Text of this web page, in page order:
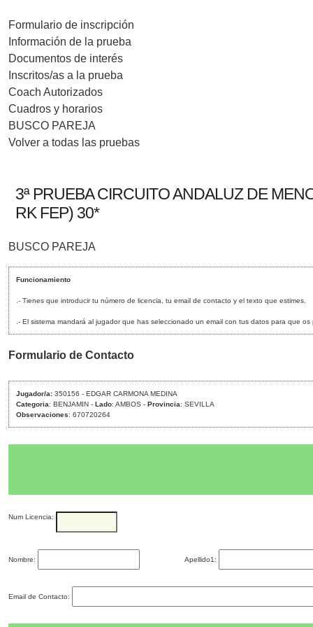
Formulario de inscripción
Información de la prueba
Documentos de interés
Inscritos/as a la prueba
Coach Autorizados
Cuadros y horarios
BUSCO PAREJA
Volver a todas las pruebas
3ª PRUEBA CIRCUITO ANDALUZ DE
RK FEP) 30*
BUSCO PAREJA
Funcionamiento
.- Tienes que introducir tu número de licencia, tu email de contacto y el texto que estimes.
.- El sistema mandará al jugador que has seleccionado un email con tus datos para que
Formulario de Contacto
Jugador/a: 350156 - EDGAR CARMONA MEDINA
Categoria: BENJAMIN - Lado: AMBOS - Provincia: SEVILLA
Observaciones: 670720264
Num Licencia:
Nombre: Apellido1:
Email de Contacto: